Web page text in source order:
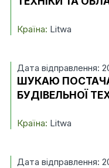
Країна: Litwa
Дата відправлення:
ШУКАЮ
БУДІВЕЛЬНОЇ
Країна: Litwa
Дата відправлення: